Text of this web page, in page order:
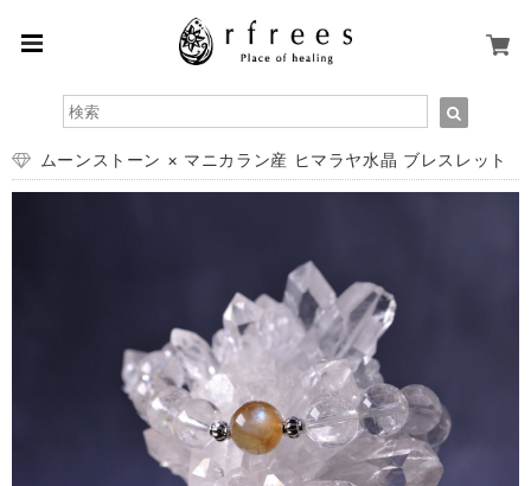
ムーンストーン × マニカラン産 ヒマラヤ水晶 ブレスレット